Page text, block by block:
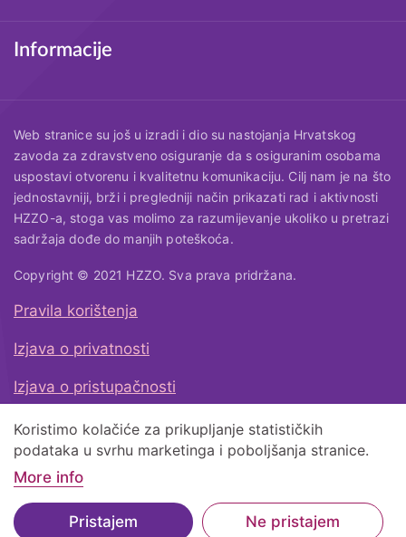
Podnavigacija Sadržaj
Informacije
Web stranice su još u izradi i dio su nastojanja Hrvatskog
zavoda za zdravstveno osiguranje da s osiguranim osobama
uspostavi otvorenu i kvalitetnu komunikaciju. Cilj nam je na što
jednostavniji, brži i pregledniji način prikazati rad i aktivnosti
HZZO-a, stoga vas molimo za razumijevanje ukoliko u pretrazi
sadržaja dođe do manjih poteškoća.
Copyright © 2021 HZZO. Sva prava pridržana.
Natrag na vrh
Pravila korištenja
Izjava o privatnosti
Izjava o pristupačnosti
Koristimo kolačiće za prikupljanje statističkih
podataka u svrhu marketinga i poboljšanja stranice.
More info
Pristajem Ne pristajem